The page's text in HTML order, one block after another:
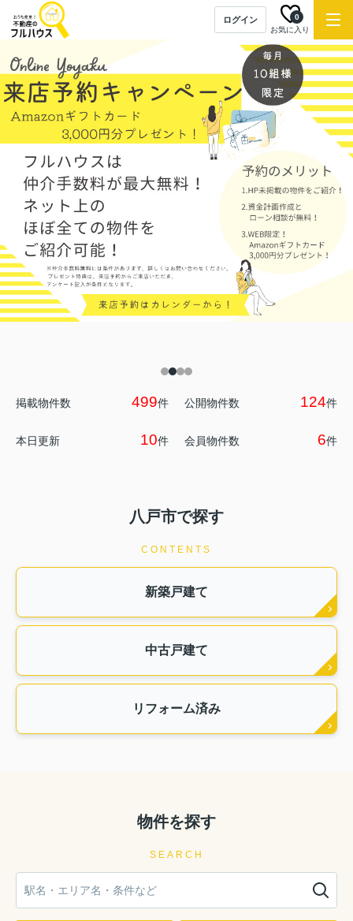
ログイン
お気に入り
0
掲載物件数 499件 公開物件数 124件
本日更新 10件 会員物件数 6件
八戸市で探す
CONTENTS
新築戸建て
中古戸建て
リフォーム済み
物件を探す
SEARCH